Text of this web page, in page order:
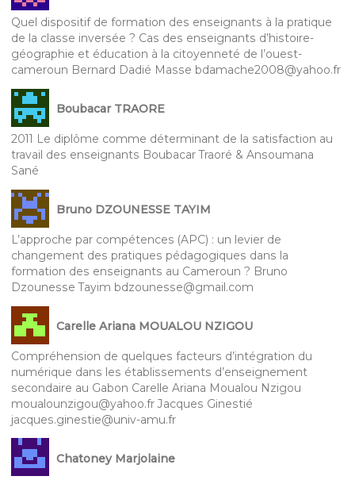
Quel dispositif de formation des enseignants à la pratique
de la classe inversée ? Cas des enseignants d’histoire-
géographie et éducation à la citoyenneté de l’ouest-
cameroun Bernard Dadié Masse bdamache2008@yahoo.fr
Boubacar TRAORE
2011 Le diplôme comme déterminant de la satisfaction au
travail des enseignants Boubacar Traoré & Ansoumana
Sané
Bruno DZOUNESSE TAYIM
L’approche par compétences (APC) : un levier de
changement des pratiques pédagogiques dans la
formation des enseignants au Cameroun ? Bruno
Dzounesse Tayim bdzounesse@gmail.com
Carelle Ariana MOUALOU NZIGOU
Compréhension de quelques facteurs d’intégration du
numérique dans les établissements d’enseignement
secondaire au Gabon Carelle Ariana Moualou Nzigou
moualounzigou@yahoo.fr Jacques Ginestié
jacques.ginestie@univ-amu.fr
Chatoney Marjolaine